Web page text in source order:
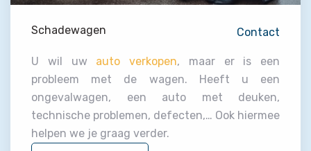
Schadewagen Contact
U wil uw auto verkopen, maar er is een
probleem met de wagen. Heeft u een
ongevalwagen, een auto met deuken,
technische problemen, defecten,… Ook hiermee
helpen we je graag verder.